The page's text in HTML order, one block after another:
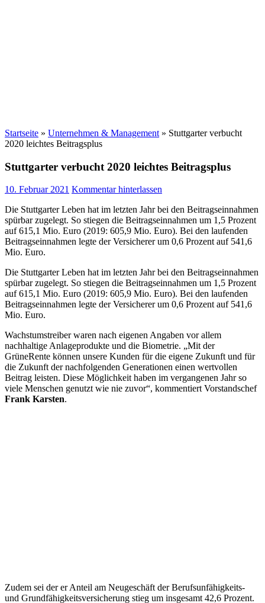
Startseite » Unternehmen & Management » Stuttgarter verbucht
2020 leichtes Beitragsplus
Stuttgarter verbucht 2020 leichtes Beitragsplus
10. Februar 2021 Kommentar hinterlassen
Die Stuttgarter Leben hat im letzten Jahr bei den Beitragseinnahmen
spürbar zugelegt. So stiegen die Beitragseinnahmen um 1,5 Prozent
auf 615,1 Mio. Euro (2019: 605,9 Mio. Euro). Bei den laufenden
Beitragseinnahmen legte der Versicherer um 0,6 Prozent auf 541,6
Mio. Euro.
Die Stuttgarter Leben hat im letzten Jahr bei den Beitragseinnahmen
spürbar zugelegt. So stiegen die Beitragseinnahmen um 1,5 Prozent
auf 615,1 Mio. Euro (2019: 605,9 Mio. Euro). Bei den laufenden
Beitragseinnahmen legte der Versicherer um 0,6 Prozent auf 541,6
Mio. Euro.
Wachstumstreiber waren nach eigenen Angaben vor allem
nachhaltige Anlageprodukte und die Biometrie. „Mit der
GrüneRente können unsere Kunden für die eigene Zukunft und für
die Zukunft der nachfolgenden Generationen einen wertvollen
Beitrag leisten. Diese Möglichkeit haben im vergangenen Jahr so
viele Menschen genutzt wie nie zuvor“, kommentiert Vorstandschef
Frank Karsten.
Zudem sei der er Anteil am Neugeschäft der Berufsunfähigkeits-
und Grundfähigkeitsversicherung stieg um insgesamt 42,6 Prozent.